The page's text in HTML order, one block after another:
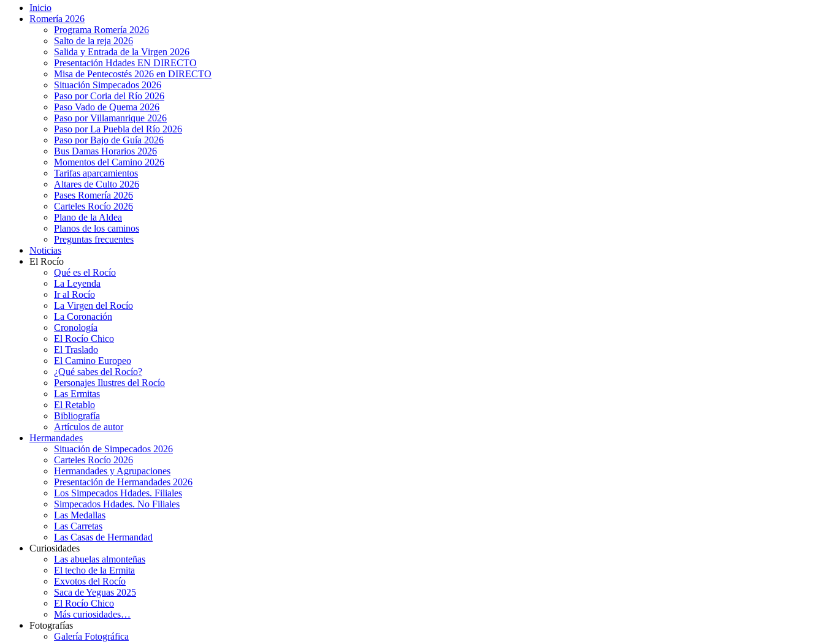
Inicio
Romería 2026
Programa Romería 2026
Salto de la reja 2026
Salida y Entrada de la Virgen 2026
Presentación Hdades EN DIRECTO
Misa de Pentecostés 2026 en DIRECTO
Situación Simpecados 2026
Paso por Coria del Río 2026
Paso Vado de Quema 2026
Paso por Villamanrique 2026
Paso por La Puebla del Río 2026
Paso por Bajo de Guía 2026
Bus Damas Horarios 2026
Momentos del Camino 2026
Tarifas aparcamientos
Altares de Culto 2026
Pases Romería 2026
Carteles Rocío 2026
Plano de la Aldea
Planos de los caminos
Preguntas frecuentes
Noticias
El Rocío
Qué es el Rocío
La Leyenda
Ir al Rocío
La Virgen del Rocío
La Coronación
Cronología
El Rocío Chico
El Traslado
El Camino Europeo
¿Qué sabes del Rocío?
Personajes Ilustres del Rocío
Las Ermitas
El Retablo
Bibliografía
Artículos de autor
Hermandades
Situación de Simpecados 2026
Carteles Rocío 2026
Hermandades y Agrupaciones
Presentación de Hermandades 2026
Los Simpecados Hdades. Filiales
Simpecados Hdades. No Filiales
Las Medallas
Las Carretas
Las Casas de Hermandad
Curiosidades
Las abuelas almonteñas
El techo de la Ermita
Exvotos del Rocío
Saca de Yeguas 2025
El Rocío Chico
Más curiosidades…
Fotografías
Galería Fotográfica